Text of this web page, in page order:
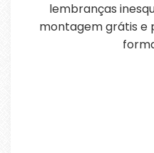
lembranças
montagem grátis e